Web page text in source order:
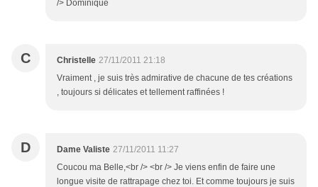
/> Dominique
C Christelle 27/11/2011 21:18
Vraiment , je suis très admirative de chacune de tes créations
, toujours si délicates et tellement raffinées !
D Dame Valiste 27/11/2011 11:27
Coucou ma Belle,<br /> <br /> Je viens enfin de faire une
longue visite de rattrapage chez toi. Et comme toujours je suis